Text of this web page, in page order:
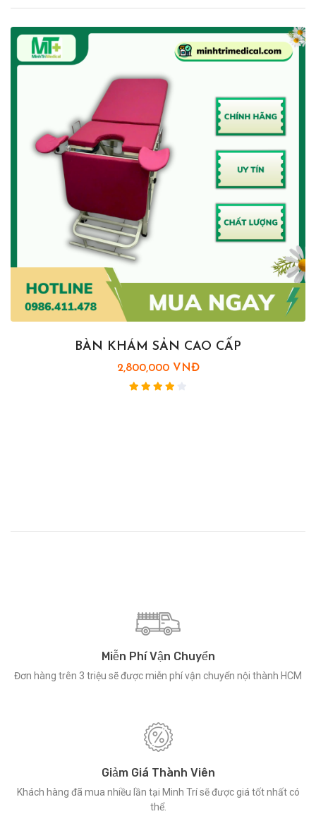
BÀN KHÁM SẢN CAO CẤP
2,800,000 VNĐ
Miễn Phí Vận Chuyển
Đơn hàng trên 3 triệu sẽ được miễn phí vận chuyển nội thành HCM
Giảm Giá Thành Viên
Khách hàng đã mua nhiều lần tại Minh Trí sẽ được giá tốt nhất có
thể.